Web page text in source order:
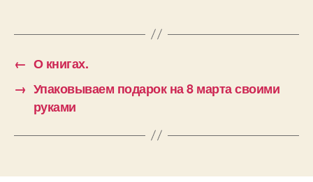
← О книгах.
→ Упаковываем подарок на 8 марта своими
руками